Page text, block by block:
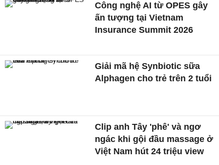
Công nghệ AI từ OPES gây
ấn tượng tại Vietnam
Insurance Summit 2026
Giải mã hệ Synbiotic sữa
Alphagen cho trẻ trên 2 tuổi
Clip anh Tây 'phê' và ngơ
ngác khi gội đầu massage ở
Việt Nam hút 24 triệu view